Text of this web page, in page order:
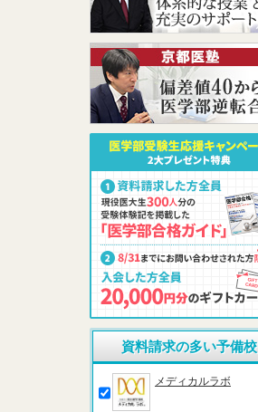
資料請求の多い予備校
メディカルラボ